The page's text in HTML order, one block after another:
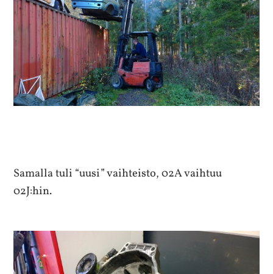
Samalla tuli “uusi” vaihteisto, 02A vaihtuu
02J:hin.